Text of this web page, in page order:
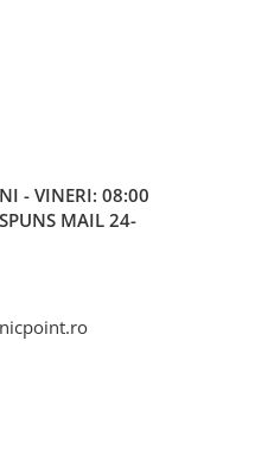
- VINERI: 08:00
MAIL 24-